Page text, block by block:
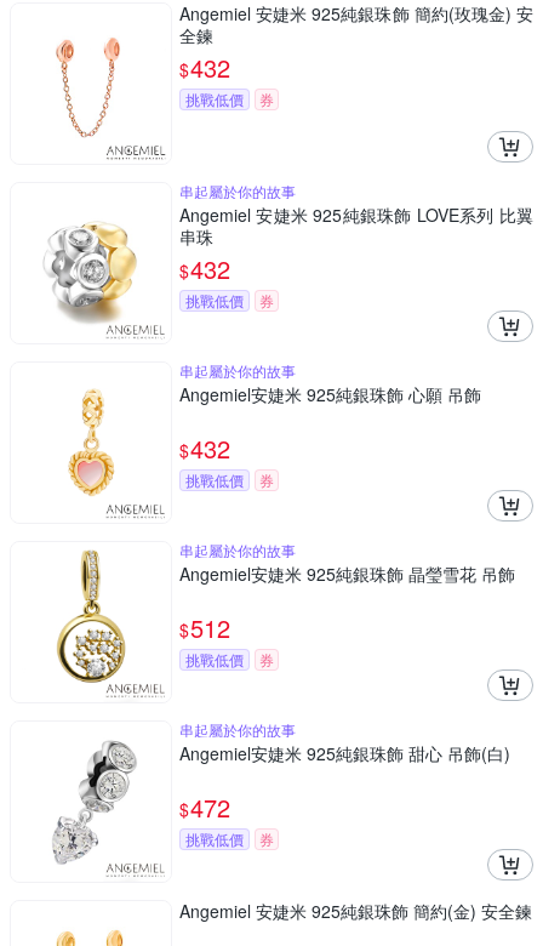
Angemiel 安婕米 925純銀珠飾 簡約(玫瑰金) 安
全鍊
$432
挑戰低價 券
串起屬於你的故事
Angemiel 安婕米 925純銀珠飾 LOVE系列 比翼
串珠
$432
挑戰低價 券
串起屬於你的故事
Angemiel安婕米 925純銀珠飾 心願 吊飾
$432
挑戰低價 券
串起屬於你的故事
Angemiel安婕米 925純銀珠飾 晶瑩雪花 吊飾
$512
挑戰低價 券
串起屬於你的故事
Angemiel安婕米 925純銀珠飾 甜心 吊飾(白)
$472
挑戰低價 券
Angemiel 安婕米 925純銀珠飾 簡約(金) 安全鍊